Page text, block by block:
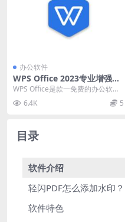
办公软件
WPS Office 2023专业增强版
v12.8.2.21555 永久激活版
WPS Office是款一免费的办公软件
套件，全面涵盖了文字处理、电子
表格，演示...
6.4K 5
目录
软件介绍
轻闪PDF怎么添加水印？
软件特色